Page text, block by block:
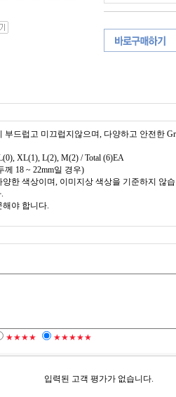
드럽고 미끄럽지않으며, 다양하고 안전한
XL(1), L(2), M(2) / Total (6)EA
께 18 ~ 22mm일 경우)
한 색상이며, 이미지상 색상을 기준하지 않
야 합니다.
★★★★ ★★★★★
입력된 고객 평가가 없습니다.